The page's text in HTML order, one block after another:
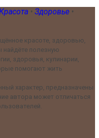
• Здоровье •
красоте, здоровью,
найдёте полезную
здоровья, кулинарии,
помогают жить
характер, предназначены
автора может отличаться